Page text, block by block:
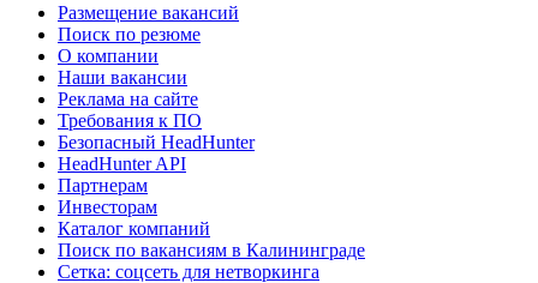
Размещение вакансий
Поиск по резюме
О компании
Наши вакансии
Реклама на сайте
Требования к ПО
Безопасный HeadHunter
HeadHunter API
Партнерам
Инвесторам
Каталог компаний
Поиск по вакансиям в Калининграде
Сетка: соцсеть для нетворкинга